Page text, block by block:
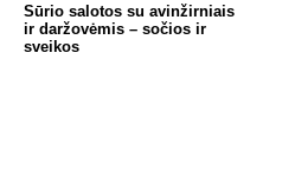
Sūrio salotos su avinžirniais
ir daržovėmis – sočios ir
sveikos